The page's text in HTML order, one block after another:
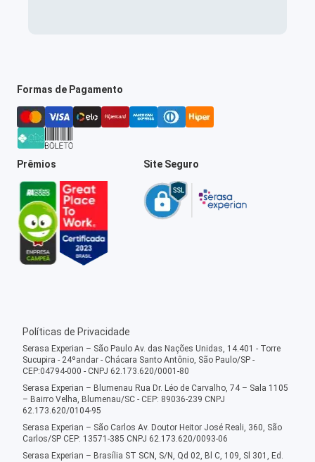
Formas de Pagamento
Prêmios Site Seguro
Políticas de Privacidade
Serasa Experian – São Paulo Av. das Nações Unidas, 14.401 - Torre
Sucupira - 24ºandar - Chácara Santo Antônio, São Paulo/SP -
CEP:04794-000 - CNPJ 62.173.620/0001-80
Serasa Experian – Blumenau Rua Dr. Léo de Carvalho, 74 – Sala 1105
– Bairro Velha, Blumenau/SC - CEP: 89036-239 CNPJ
62.173.620/0104-95
Serasa Experian – São Carlos Av. Doutor Heitor José Reali, 360, São
Carlos/SP CEP: 13571-385 CNPJ 62.173.620/0093-06
Serasa Experian – Brasília ST SCN, S/N, Qd 02, Bl C, 109, Sl 301, Ed.